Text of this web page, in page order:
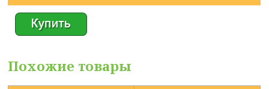
Похожие товары